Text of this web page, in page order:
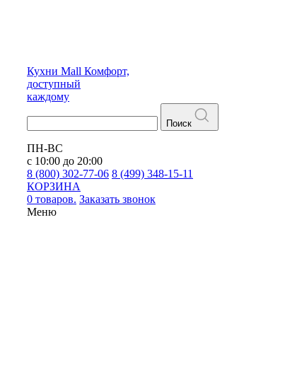
Кухни Mall Комфорт,
доступный
каждому
Поиск
ПН-ВС
с 10:00 до 20:00
8 (800) 302-77-06 8 (499) 348-15-11
КОРЗИНА
0 товаров. Заказать звонок
Меню